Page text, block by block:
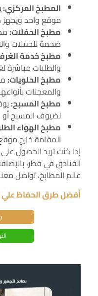
المطبخ المركزي:
موقع واحد ويجهز
مطبخ الحفلات:
ضخمة للحفلات
مطبخ خدمة
والطلبات
مطبخ الحلويات:
والمعجنات
مطبخ المسبح:
لضيوف المسبح
مطبخ الهواء
المقامة خارج
إذا كنت تريد الحصول
الفنادق في قطر،
عالم المطابخ، تواصل
أفضل طرق الحفاظ علي